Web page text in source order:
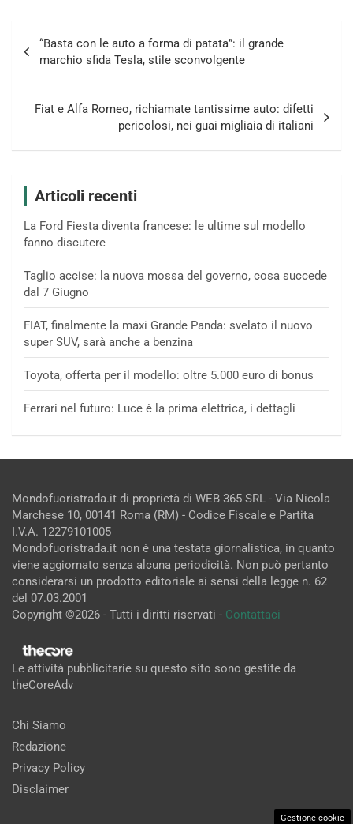
articoli
“Basta con le auto a forma di patata”: il grande
marchio sfida Tesla, stile sconvolgente
Fiat e Alfa Romeo, richiamate tantissime auto: difetti
pericolosi, nei guai migliaia di italiani
Articoli recenti
La Ford Fiesta diventa francese: le ultime sul modello
fanno discutere
Taglio accise: la nuova mossa del governo, cosa succede
dal 7 Giugno
FIAT, finalmente la maxi Grande Panda: svelato il nuovo
super SUV, sarà anche a benzina
Toyota, offerta per il modello: oltre 5.000 euro di bonus
Ferrari nel futuro: Luce è la prima elettrica, i dettagli
Mondofuoristrada.it di proprietà di WEB 365 SRL - Via Nicola
Marchese 10, 00141 Roma (RM) - Codice Fiscale e Partita
I.V.A. 12279101005
Mondofuoristrada.it non è una testata giornalistica, in quanto
viene aggiornato senza alcuna periodicità. Non può pertanto
considerarsi un prodotto editoriale ai sensi della legge n. 62
del 07.03.2001
Copyright ©2026 - Tutti i diritti riservati - Contattaci
Le attività pubblicitarie su questo sito sono gestite da
theCoreAdv
Chi Siamo
Redazione
Privacy Policy
Disclaimer
Gestione cookie